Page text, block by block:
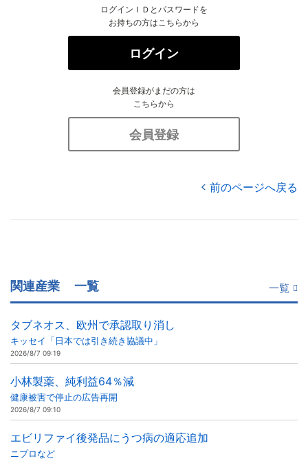
ログインＩＤとパスワードを
お持ちの方はこちらから
ログイン
会員登録がまだの方は
こちらから
会員登録
前のページへ戻る
関連産業 一覧 一覧
タブネオス、欧州で承認取り消し
キッセイ「日本では引き続き協議中」
2026/8/7 09:19
小林製薬、純利益64％減
健康被害で停止の広告再開
2026/8/7 09:10
エビリファイ後発品にうつ病の適応追加
ニプロなど